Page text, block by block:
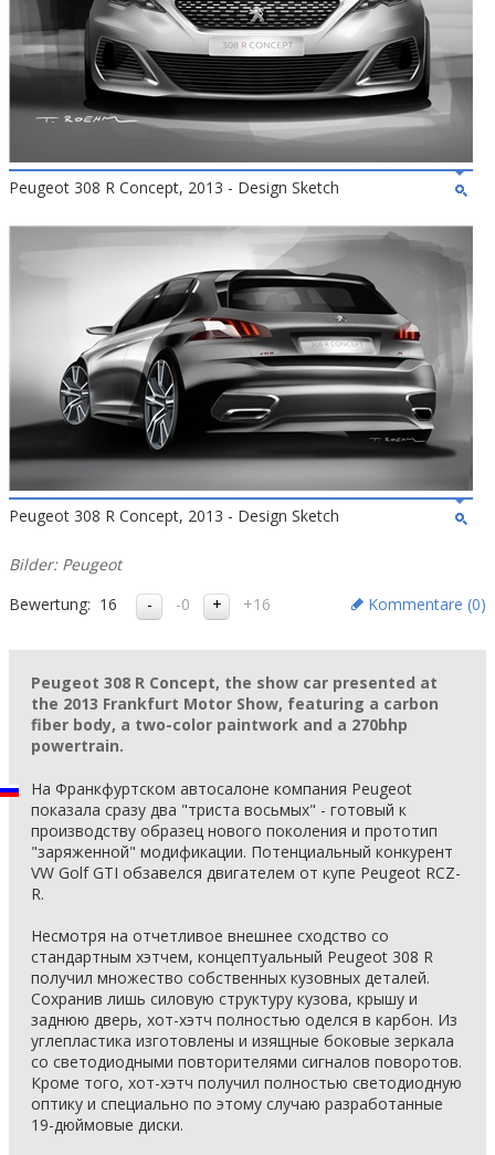
Peugeot 308 R Concept, 2013 - Design Sketch
Peugeot 308 R Concept, 2013 - Design Sketch
Bilder: Peugeot
Bewertung: 16 -0 +16 Kommentare (0)
Peugeot 308 R Concept, the show car presented at
the 2013 Frankfurt Motor Show, featuring a carbon
fiber body, a two-color paintwork and a 270bhp
powertrain.
На Франкфуртском автосалоне компания Peugeot
показала сразу два "триста восьмых" - готовый к
производству образец нового поколения и прототип
"заряженной" модификации. Потенциальный конкурент
VW Golf GTI обзавелся двигателем от купе Peugeot RCZ-
R.
Несмотря на отчетливое внешнее сходство со
стандартным хэтчем, концептуальный Peugeot 308 R
получил множество собственных кузовных деталей.
Сохранив лишь силовую структуру кузова, крышу и
заднюю дверь, хот-хэтч полностью оделся в карбон. Из
углепластика изготовлены и изящные боковые зеркала
со светодиодными повторителями сигналов поворотов.
Кроме того, хот-хэтч получил полностью светодиодную
оптику и специально по этому случаю разработанные
19-дюймовые диски.